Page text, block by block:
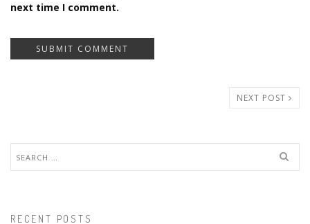
next time I comment.
NEXT POST
for:
RECENT POSTS